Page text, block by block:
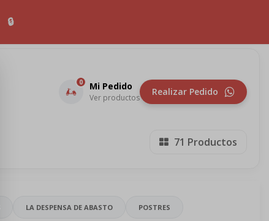
🔒
0 Mi Pedido
Ver productos
Realizar Pedido
71 Productos
LA DESPENSA DE ABASTO POSTRES